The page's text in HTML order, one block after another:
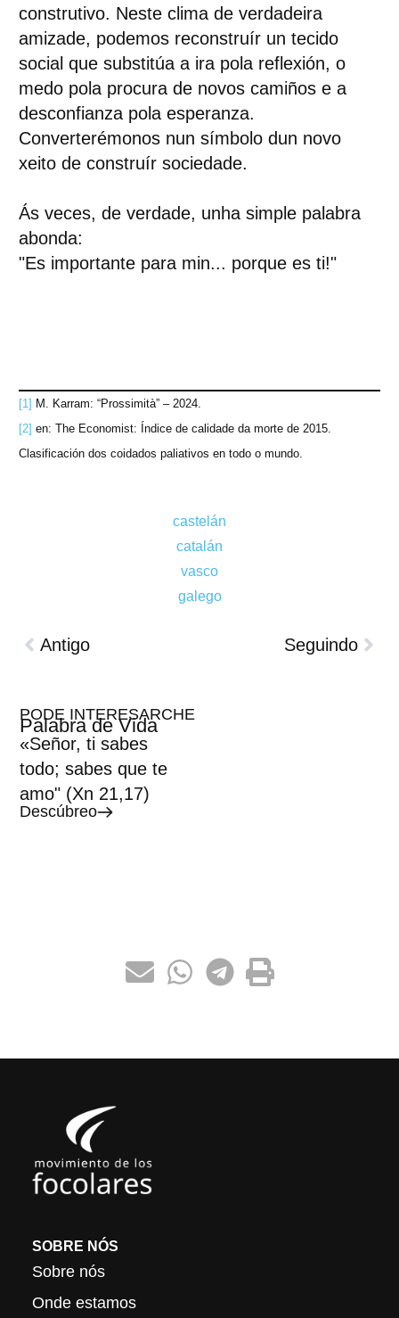
construtivo. Neste clima de verdadeira
amizade, podemos reconstruír un tecido
social que substitúa a ira pola reflexión, o
medo pola procura de novos camiños e a
desconfianza pola esperanza.
Converterémonos nun símbolo dun novo
xeito de construír sociedade.
Ás veces, de verdade, unha simple palabra
abonda:
"Es importante para min... porque es ti!"
[1] M. Karram: “Prossimità” – 2024.
[2] en: The Economist: Índice de calidade da morte de 2015.
Clasificación dos coidados paliativos en todo o mundo.
castelán
catalán
vasco
galego
Antigo Seguindo
PODE INTERESARCHE
Palabra de Vida
«Señor, ti sabes
todo; sabes que te
amo" (Xn 21,17)
Descúbreo
SOBRE NÓS
Sobre nós
Onde estamos